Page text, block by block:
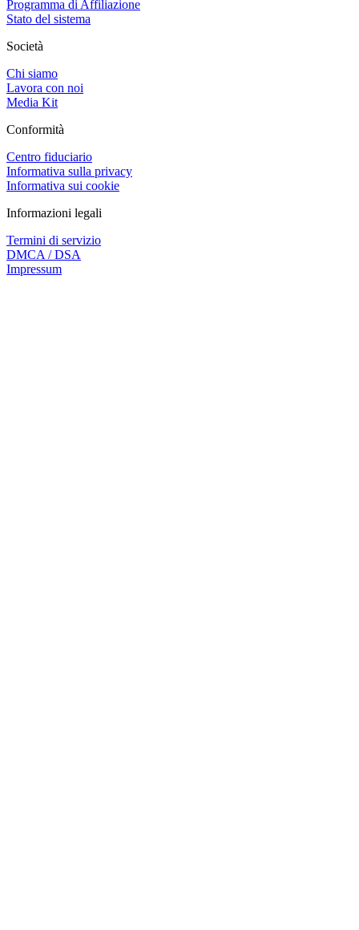
Programma di Affiliazione
Stato del sistema
Società
Chi siamo
Lavora con noi
Media Kit
Conformità
Centro fiduciario
Informativa sulla privacy
Informativa sui cookie
Informazioni legali
Termini di servizio
DMCA / DSA
Impressum